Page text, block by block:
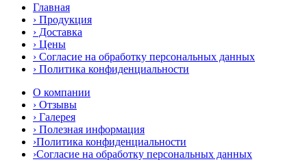
Главная
› Продукция
› Доставка
› Цены
› Согласие на обработку персональных данных
› Политика конфиденциальности
О компании
› Отзывы
› Галерея
› Полезная информация
›Политика конфиденциальности
›Согласие на обработку персональных данных